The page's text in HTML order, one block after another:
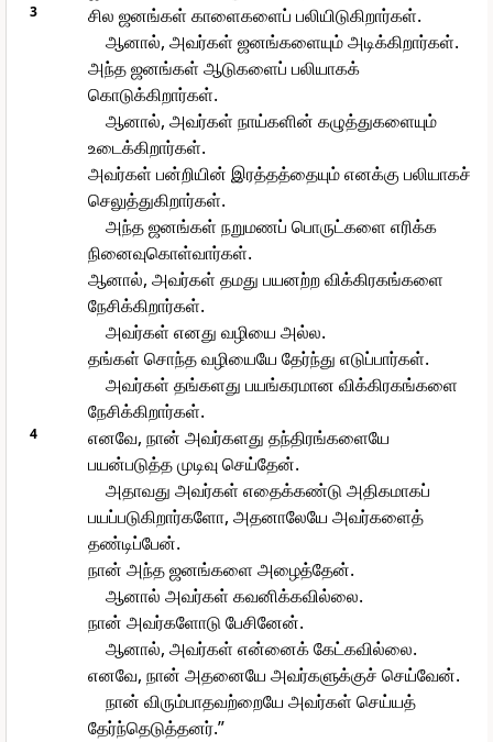
3
சில ஜனங்கள் காளைகளைப் பலியிடுகிறார்கள்.
ஆனால், அவர்கள் ஜனங்களையும் அடிக்கிறார்கள்.
அந்த ஜனங்கள் ஆடுகளைப் பலியாகக்
கொடுக்கிறார்கள்.
ஆனால், அவர்கள் நாய்களின் கழுத்துகளையும்
உடைக்கிறார்கள்.
அவர்கள் பன்றியின் இரத்தத்தையும் எனக்கு பலியாகச்
செலுத்துகிறார்கள்.
அந்த ஜனங்கள் நறுமணப் பொருட்களை எரிக்க
நினைவுகொள்வார்கள்.
ஆனால், அவர்கள் தமது பயனற்ற விக்கிரகங்களை
நேசிக்கிறார்கள்.
அவர்கள் எனது வழியை அல்ல.
தங்கள் சொந்த வழியையே தேர்ந்து எடுப்பார்கள்.
அவர்கள் தங்களது பயங்கரமான விக்கிரகங்களை
நேசிக்கிறார்கள்.
4
எனவே, நான் அவர்களது தந்திரங்களையே
பயன்படுத்த முடிவு செய்தேன்.
அதாவது அவர்கள் எதைக்கண்டு அதிகமாகப்
பயப்படுகிறார்களோ, அதனாலேயே அவர்களைத்
தண்டிப்பேன்.
நான் அந்த ஜனங்களை அழைத்தேன்.
ஆனால் அவர்கள் கவனிக்கவில்லை.
நான் அவர்களோடு பேசினேன்.
ஆனால், அவர்கள் என்னைக் கேட்கவில்லை.
எனவே, நான் அதனையே அவர்களுக்குச் செய்வேன்.
நான் விரும்பாதவற்றையே அவர்கள் செய்யத்
தேர்ந்தெடுத்தனர்.”